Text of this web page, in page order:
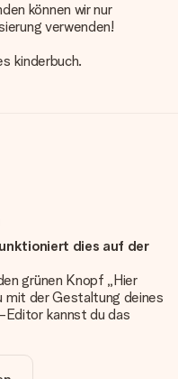
können wir nur
verwenden!
kinderbuch.
dies auf der
grünen Knopf „Hier
mit der Gestaltung deines
Editor kannst du das
um deinem